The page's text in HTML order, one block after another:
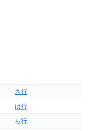
さ行
は行
ら行